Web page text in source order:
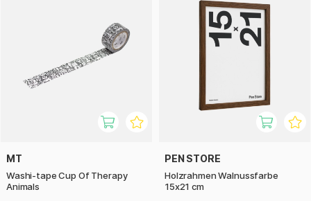
MT
Washi-tape Cup Of Therapy
Animals
PEN STORE
Holzrahmen Walnussfarbe
15x21 cm